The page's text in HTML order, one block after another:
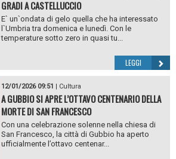
GRADI A CASTELLUCCIO
E` un`ondata di gelo quella che ha interessato
l`Umbria tra domenica e lunedì. Con le
temperature sotto zero in quasi tu...
LEGGI
12/01/2026 09:51 | Cultura
A GUBBIO SI APRE L’OTTAVO CENTENARIO DELLA
MORTE DI SAN FRANCESCO
Con una celebrazione solenne nella chiesa di
San Francesco, la città di Gubbio ha aperto
ufficialmente l’ottavo centenar...